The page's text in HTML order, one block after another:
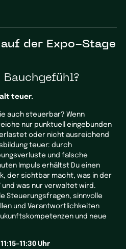
der Expo-Stage
teuer.
auch steuerbar? Wenn
nur punktuell eingebunden
oder nicht ausreichend
teuer: durch
und falsche
Impuls erhältst Du einen
der sichtbar macht, was in der
und was nur verwaltet wird.
Steuerungsfragen, sinnvolle
und Verantwortlichkeiten
und neue
Uhr